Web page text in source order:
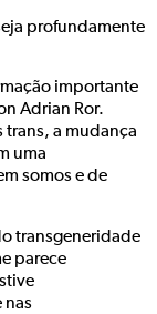
profundamente
importante
Adrian Ror.
trans, a mudança
uma
somos e de
transgeneridade
parece
nas